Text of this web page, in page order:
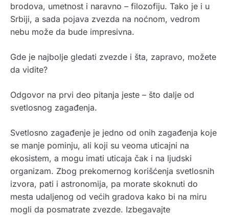
brodova, umetnost i naravno – filozofiju. Tako je i u
Srbiji, a sada pojava zvezda na noćnom, vedrom
nebu može da bude impresivna.
Gde je najbolje gledati zvezde i šta, zapravo, možete
da vidite?
Odgovor na prvi deo pitanja jeste – što dalje od
svetlosnog zagađenja.
Svetlosno zagađenje je jedno od onih zagađenja koje
se manje pominju, ali koji su veoma uticajni na
ekosistem, a mogu imati uticaja čak i na ljudski
organizam. Zbog prekomernog korišćenja svetlosnih
izvora, pati i astronomija, pa morate skoknuti do
mesta udaljenog od većih gradova kako bi na miru
mogli da posmatrate zvezde. Izbegavajte